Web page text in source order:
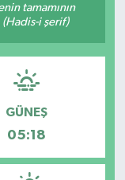
tamamının
(Hadis-i şerif)
GÜNEŞ
05:18